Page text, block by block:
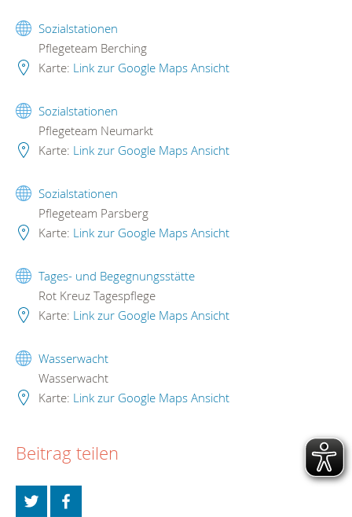
Sozialstationen
Pflegeteam Berching
Karte: Link zur Google Maps Ansicht
Sozialstationen
Pflegeteam Neumarkt
Karte: Link zur Google Maps Ansicht
Sozialstationen
Pflegeteam Parsberg
Karte: Link zur Google Maps Ansicht
Tages- und Begegnungsstätte
Rot Kreuz Tagespflege
Karte: Link zur Google Maps Ansicht
Wasserwacht
Wasserwacht
Karte: Link zur Google Maps Ansicht
Beitrag teilen